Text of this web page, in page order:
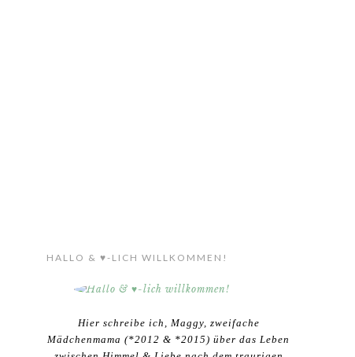
HALLO & ♥-LICH WILLKOMMEN!
Hier schreibe ich, Maggy, zweifache
Mädchenmama (*2012 & *2015) über das Leben